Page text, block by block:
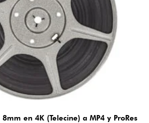
en 4K (Telecine) a MP4 y ProRes